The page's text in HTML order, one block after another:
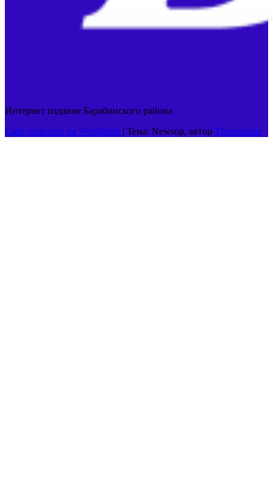
Интернет издание Барабинского района
Сайт работает на WordPress | Тема: Newsup, автор Themeansar